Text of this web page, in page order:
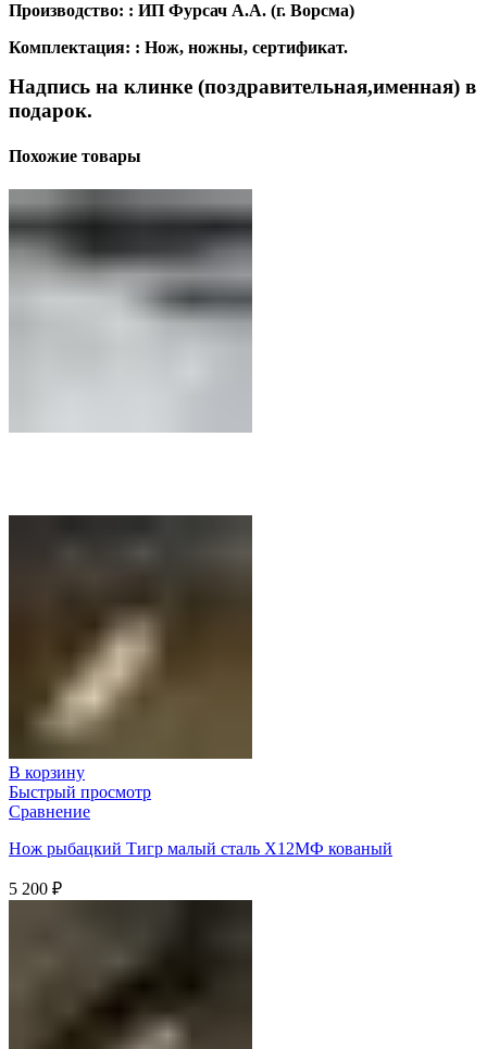
Производство: : ИП Фурсач А.А. (г. Ворсма)
Комплектация: : Нож, ножны, сертификат.
Надпись на клинке (поздравительная,именная) в
подарок.
Похожие товары
В корзину
Быстрый просмотр
Сравнение
Нож рыбацкий Тигр малый сталь Х12МФ кованый
5 200 ₽